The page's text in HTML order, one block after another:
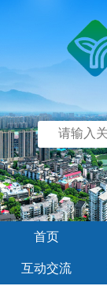
首页
互动交流